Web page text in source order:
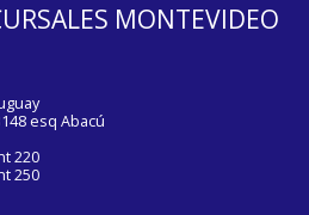
MONTEVIDEO
esq Abacú
220
250